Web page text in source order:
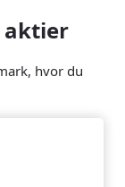
aktier
hvor du